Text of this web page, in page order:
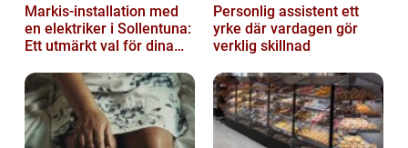
Markis-installation med
en elektriker i Sollentuna:
Ett utmärkt val för dina
Personlig assistent ett
yrke där vardagen gör
verklig skillnad